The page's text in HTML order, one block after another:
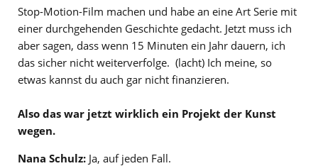
Stop-Motion-Film machen und habe an eine Art Serie mit
einer durchgehenden Geschichte gedacht. Jetzt muss ich
aber sagen, dass wenn 15 Minuten ein Jahr dauern, ich
das sicher nicht weiterverfolge. (lacht) Ich meine, so
etwas kannst du auch gar nicht finanzieren.
Also das war jetzt wirklich ein Projekt der Kunst
wegen.
Nana Schulz: Ja, auf jeden Fall.